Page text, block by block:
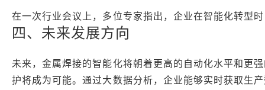
在一次行业会议上，多位专家指出，企业在智能化转型
四、未来发展方向
未来，金属焊接的智能化将朝着更高的自动化水平和更
护将成为可能。通过大数据分析，企业能够实时获取生